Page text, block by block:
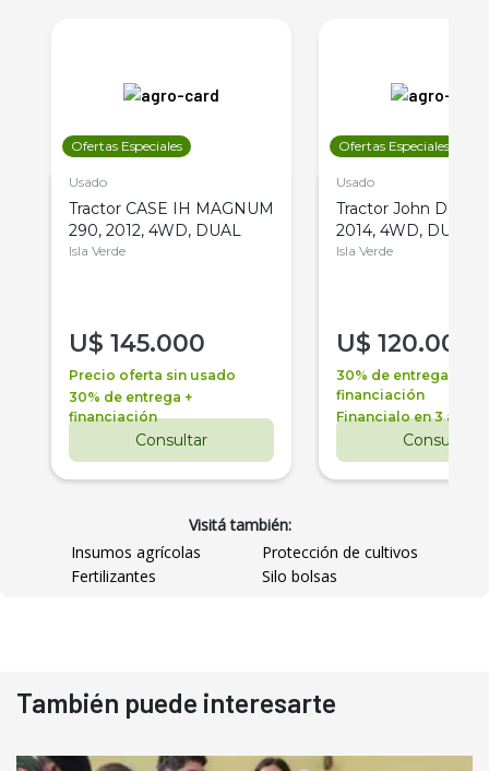
Ofertas Especiales
Usado
Tractor CASE IH MAGNUM
290, 2012, 4WD, DUAL
Isla Verde
U$ 145.000
Precio oferta sin usado
30% de entrega +
financiación
Consultar
Ofertas Especiales
Usado
Tractor John Deere
2014, 4WD, DUAL
Isla Verde
U$ 120.000
30% de entrega +
financiación
Financialo en 3 años
Consultar
Visitá también:
Insumos agrícolas
Protección de cultivos
Fertilizantes
Silo bolsas
También puede interesarte